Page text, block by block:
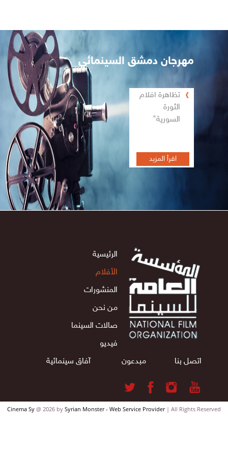
مهرجان دمشق السينمائي
تظاهرة أفلام
الثورة
السورية"
اقرأ المزيد
الرئيسية
الأفلام
المنشورات
من نحن
صالات السينما
فيديو
اتصل بنا
مبدعون آفاق سينمائية
Cinema Sy@ 2026 bySyrian Monster - Web Service Provider| All Rights